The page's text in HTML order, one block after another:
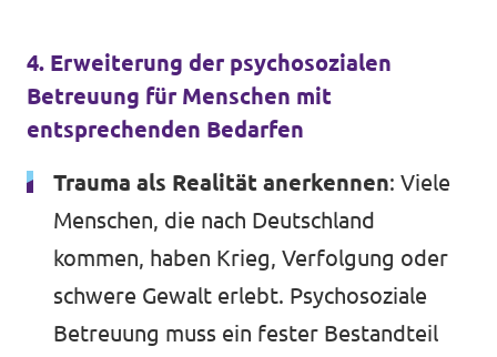
4. Erweiterung der psychosozialen
Betreuung für Menschen mit
entsprechenden Bedarfen
Trauma als Realität anerkennen: Viele
Menschen, die nach Deutschland
kommen, haben Krieg, Verfolgung oder
schwere Gewalt erlebt. Psychosoziale
Betreuung muss ein fester Bestandteil